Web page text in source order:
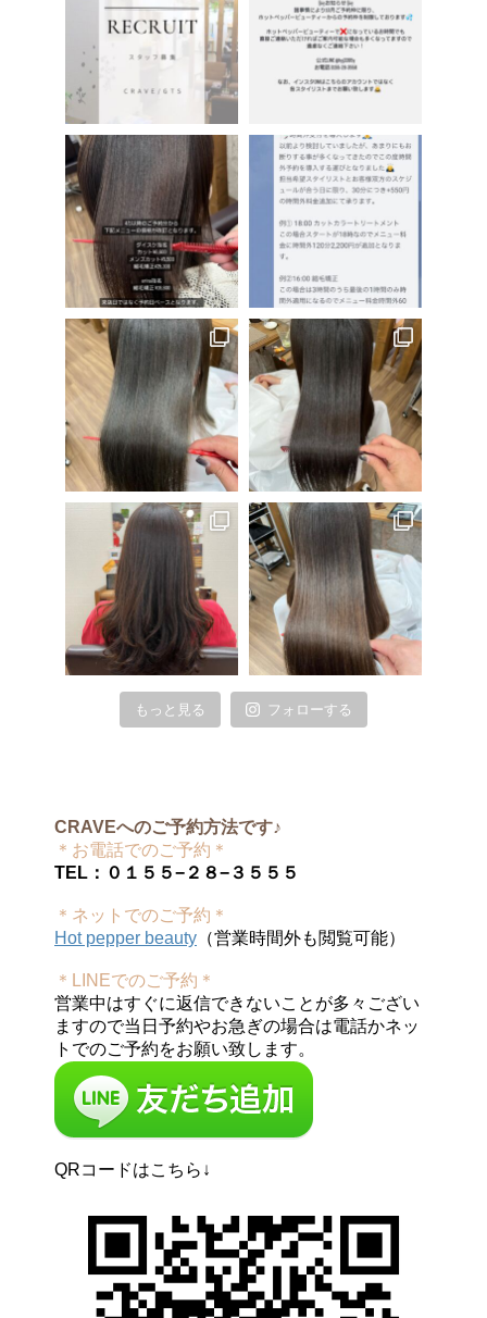
もっと見る フォローする
CRAVEへのご予約方法です♪
＊お電話でのご予約＊
TEL：０１５５−２８−３５５５
＊ネットでのご予約＊
Hot pepper beauty （営業時間外も閲覧可能）
＊LINEでのご予約＊
営業中はすぐに返信できないことが多々ござい
ますので当日予約やお急ぎの場合は電話かネッ
トでのご予約をお願い致します。
QRコードはこちら↓